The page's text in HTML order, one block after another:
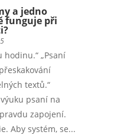
a jedno
funguje při
„Psaní
textů.“
psaní na
zapojení.
Aby systém, se...